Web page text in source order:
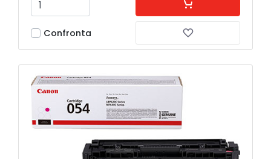
Confronta